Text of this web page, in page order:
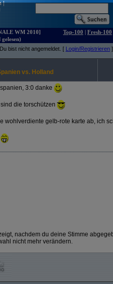
|
WM 2010]
Top-100 | Fresh-100
Du bist nicht angemeldet. [ Login/Registrieren ]
vs. Holland
3:0 danke
die torschützen
wohlverdiente gelb-rote karte ab, ich
nachdem du deine Stimme
nicht mehr verändern.